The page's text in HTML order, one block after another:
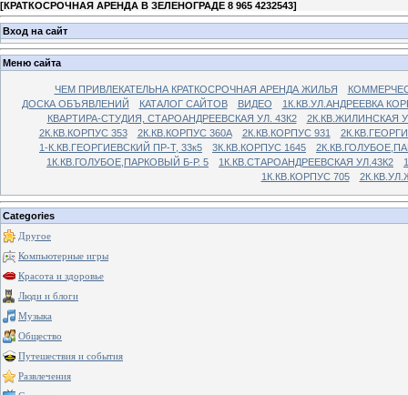
[КРАТКОСРОЧНАЯ АРЕНДА В ЗЕЛЕНОГРАДЕ 8 965 4232543]
Вход на сайт
Меню сайта
ЧЕМ ПРИВЛЕКАТЕЛЬНА КРАТКОСРОЧНАЯ АРЕНДА ЖИЛЬЯ
ДОСКА ОБЪЯВЛЕНИЙ
КАТАЛОГ САЙТОВ ВИДЕО
1К.КВ.УЛ.АНДРЕЕВКА
КВАРТИРА-СТУДИЯ, СТАРОАНДРЕЕВСКАЯ УЛ. 43К2
2К.КВ.ЖИЛИНСКАЯ
2К.КВ.КОРПУС 353
2К.КВ.КОРПУС 360А 2К.КВ.КОРПУС 931
1-К.КВ.ГЕОРГИЕВСКИЙ ПР-Т, 33к5
3К.КВ.КОРПУС 1645
1К.КВ.ГОЛУБОЕ,ПАРКОВЫЙ Б-Р. 5
1К.КВ.СТАРОАНДРЕЕВСКАЯ УЛ.43К2
1К.КВ.КОРПУС 705
Categories
Другое
Компьютерные игры
Красота и здоровье
Люди и блоги
Музыка
Общество
Путешествия и события
Развлечения